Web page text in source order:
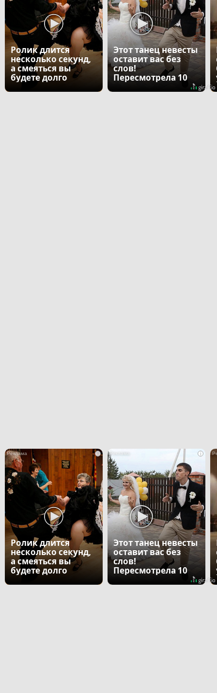
Ролик длится
несколько секунд,
а смеяться вы
будете долго
Этот танец невесты
оставит вас без
слов!
Пересмотрела 10
i
Ролик длится
несколько секунд,
а смеяться вы
будете долго
i
Этот танец невесты
оставит вас без
слов!
Пересмотрела 10